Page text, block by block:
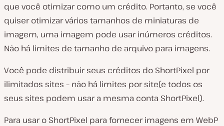
que você otimizar como um crédito. Portanto, se você
quiser otimizar vários tamanhos de miniaturas de
imagem, uma imagem pode usar inúmeros créditos.
Não há limites de tamanho de arquivo para imagens.
Você pode distribuir seus créditos do ShortPixel por
ilimitados sites – não há limites por site(e todos os
seus sites podem usar a mesma conta ShortPixel).
Para usar o ShortPixel para fornecer imagens em WebP